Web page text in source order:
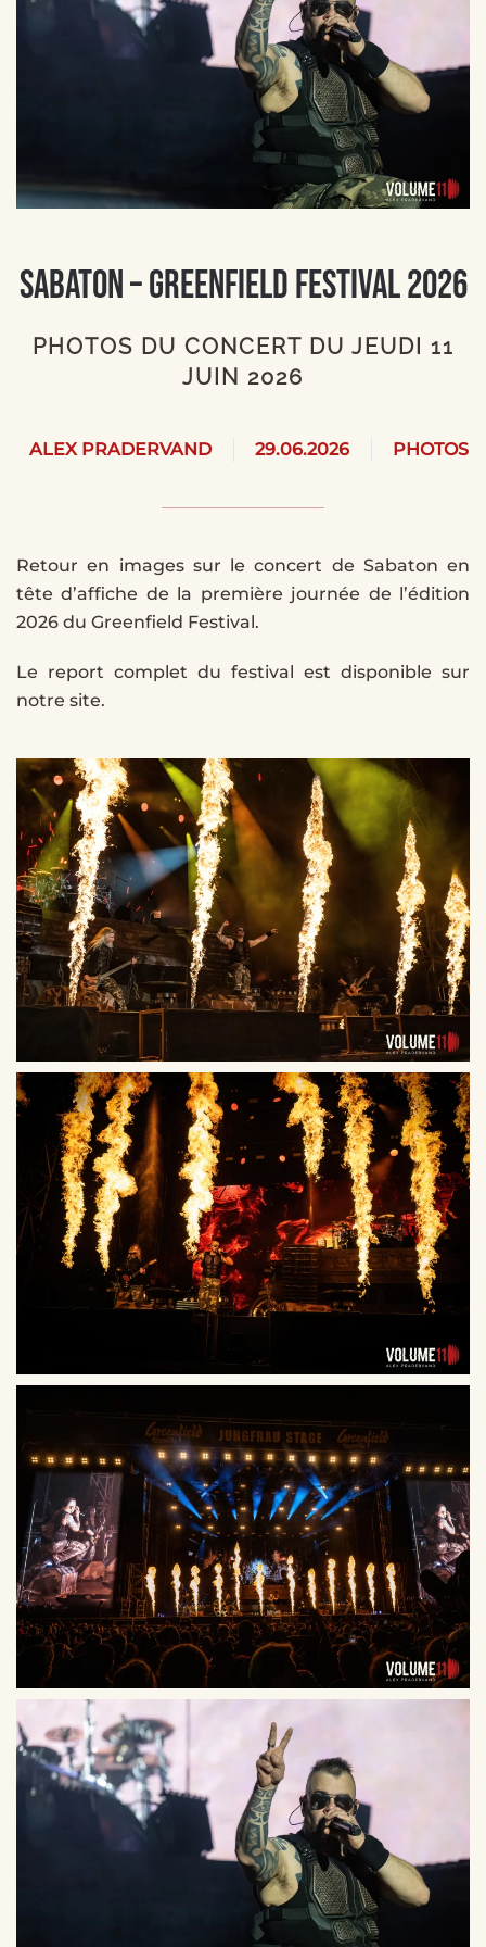
SABATON – Greenfield Festival 2026
PHOTOS DU CONCERT DU JEUDI 11
JUIN 2026
ALEX PRADERVAND 29.06.2026 PHOTOS
Retour en images sur le concert de Sabaton en
tête d’affiche de la première journée de l’édition
2026 du Greenfield Festival.
Le report complet du festival est disponible sur
notre site.